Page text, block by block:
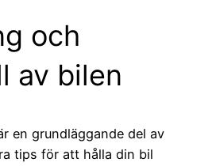
och
av bilen
en grundläggande del av
tips för att hålla din bil